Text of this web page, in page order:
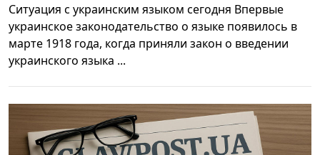
Ситуация с украинским языком сегодня Впервые
украинское законодательство о языке появилось в
марте 1918 года, когда приняли закон о введении
украинского языка ...